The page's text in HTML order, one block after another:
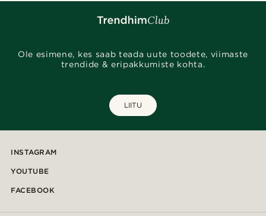
Ole esimene, kes saab teada uute toodete, viimaste
trendide & eripakkumiste kohta.
LIITU
INSTAGRAM
YOUTUBE
FACEBOOK